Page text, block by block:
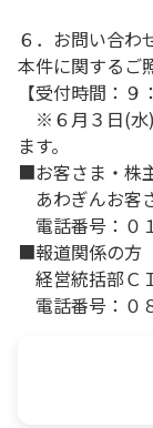
６．お問い合わ
本件に関するご
【受付時間：
※６月３日(水)
ます。
■お客さま・株
あわぎんお客
電話番号：０
■報道関係の方
経営統括部Ｃ
電話番号：０